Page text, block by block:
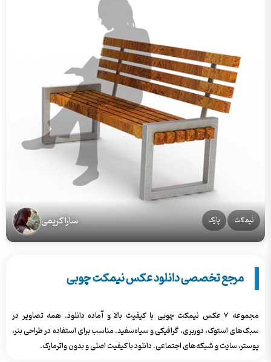
نیمکت پارک سارا کریمی
مرجع تخصصی دانلود عکس نیمکت چوبی
مجموعه ۷ عکس نیمکت چوبی با کیفیت بالا و آماده دانلود. همه تصاویر در
سبک‌های استوک، دوربری، گرافیکی و سیاه‌سفید. مناسب برای استفاده در طراحی بنر،
پوستر، سایت و شبکه‌های اجتماعی. دانلود با کیفیت اصلی و بدون واترمارک.